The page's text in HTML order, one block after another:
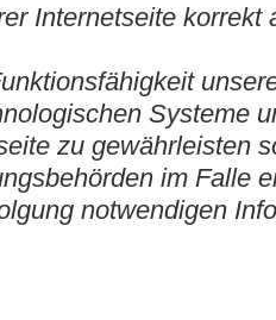
Internetseite korrekt
Systeme
zu gewährleisten
im Falle
notwendigen